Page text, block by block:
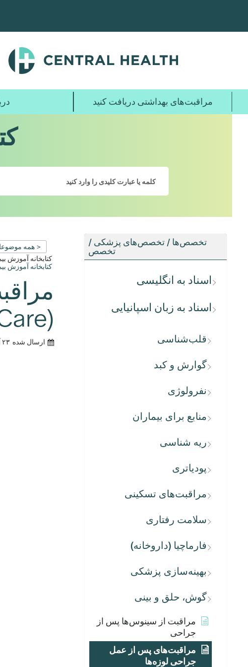
محتوای
مراقبت‌های بهداشتی دریافت کنید
تخصص‌ها / تخصص‌های پزشکی /
تخصص
اسناد به انگلیسی
اسناد به زبان اسپانیایی
قلب‌شناسی
گوارش و کبد
نفرولوژی
منابع برای بیماران
ریه شناسی
پودیاتری
مراقبت‌های تسکینی
سلامت رفتاری
فارماچیا (داروخانه)
بهینه‌سازی پزشکی
گوش، حلق و بینی
مراقبت از سینوس‌ها پس از
جراحی
مراقبت‌های پس از عمل
جراحی لوزه‌ها
< همه
کتابخانه آموزش
کتابخانه آموزش
(Tonsillectomy Post-Surgery Care)
ارسال شده ۲۳ آوریل ۲۰۲۶